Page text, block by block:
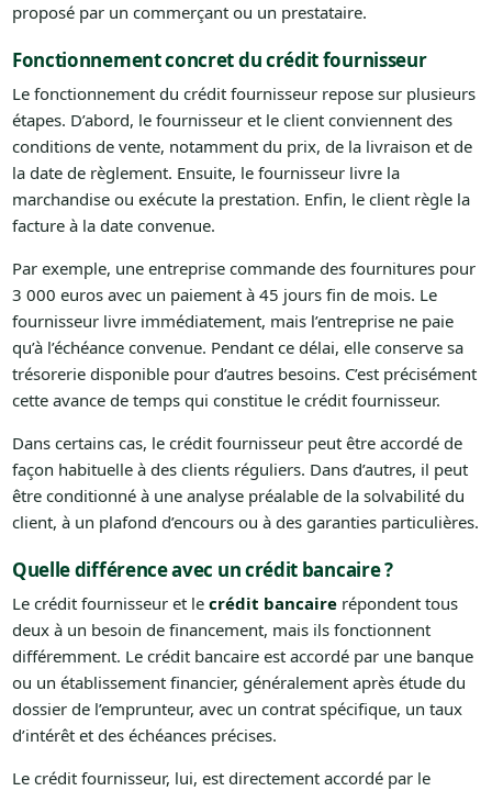
proposé par un commerçant ou un prestataire.
Fonctionnement concret du crédit fournisseur
Le fonctionnement du crédit fournisseur repose sur plusieurs
étapes. D’abord, le fournisseur et le client conviennent des
conditions de vente, notamment du prix, de la livraison et de
la date de règlement. Ensuite, le fournisseur livre la
marchandise ou exécute la prestation. Enfin, le client règle la
facture à la date convenue.
Par exemple, une entreprise commande des fournitures pour
3 000 euros avec un paiement à 45 jours fin de mois. Le
fournisseur livre immédiatement, mais l’entreprise ne paie
qu’à l’échéance convenue. Pendant ce délai, elle conserve sa
trésorerie disponible pour d’autres besoins. C’est précisément
cette avance de temps qui constitue le crédit fournisseur.
Dans certains cas, le crédit fournisseur peut être accordé de
façon habituelle à des clients réguliers. Dans d’autres, il peut
être conditionné à une analyse préalable de la solvabilité du
client, à un plafond d’encours ou à des garanties particulières.
Quelle différence avec un crédit bancaire ?
Le crédit fournisseur et le crédit bancairerépondent tous
deux à un besoin de financement, mais ils fonctionnent
différemment. Le crédit bancaire est accordé par une banque
ou un établissement financier, généralement après étude du
dossier de l’emprunteur, avec un contrat spécifique, un taux
d’intérêt et des échéances précises.
Le crédit fournisseur, lui, est directement accordé par le